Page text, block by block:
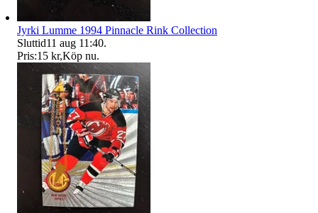
Jyrki Lumme 1994 Pinnacle Rink Collection
Sluttid11 aug 11:40.
Pris:15 kr,Köp nu.